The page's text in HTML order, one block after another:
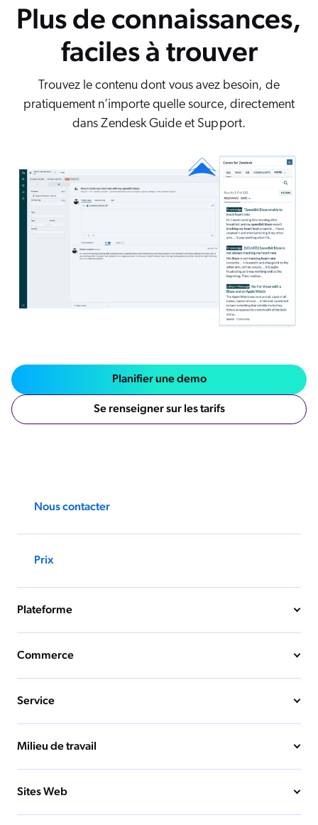
Plus de connaissances,
faciles à trouver
Trouvez le contenu dont vous avez besoin, de
pratiquement n’importe quelle source, directement
dans Zendesk Guide et Support.
Planifier une demo
Se renseigner sur les tarifs
Nous contacter
Prix
Plateforme
Commerce
Service
Milieu de travail
Sites Web